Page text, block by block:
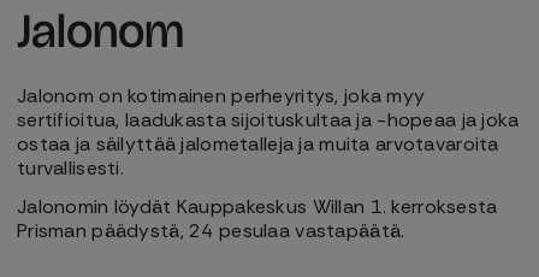
Jalonom
Jalonom on kotimainen perheyritys, joka myy
sertifioitua, laadukasta sijoituskultaa ja -hopeaa ja joka
ostaa ja säilyttää jalometalleja ja muita arvotavaroita
turvallisesti.
Jalonomin löydät Kauppakeskus Willan 1. kerroksesta
Prisman päädystä, 24 pesulaa vastapäätä.